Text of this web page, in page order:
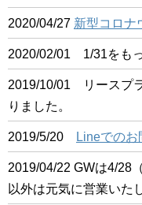
2020/04/27 新型コロナ
2020/02/01 1/31をも
2019/10/01 リースプ
りました。
2019/5/20 Lineでの
2019/04/22 GWは4/28
以外は元気に営業いた